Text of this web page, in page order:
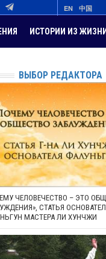
EN 中国
ИСТОРИИ ИЗ ЖИЗНИ
ВЫБОР РЕДАКТОРА
ЧЕЛОВЕЧЕСТВО – ЭТО
СТАТЬЯ
МАСТЕРА ЛИ ХУНЧЖИ